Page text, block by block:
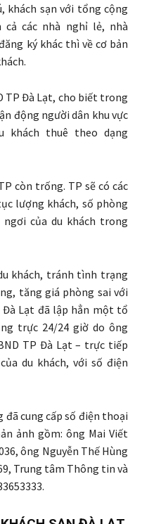
khách sạn với tổng cộng
cả các nhà nghỉ lẻ, nhà
ký khác thì về cơ bản
TP Đà Lạt, cho biết trong
động người dân khu vực
khách thuê theo dạng
còn trống. TP sẽ có các
lượng khách, số phòng
của du khách trong
khách, tránh tình trạng
tăng giá phòng sai với
Đà Lạt đã lập hẳn một tổ
trực 24/24 giờ do ông
TP Đà Lạt – trực tiếp
du khách, với số điện
đã cung cấp số điện thoại
ảnh gồm: ông Mai Viết
ông Nguyễn Thế Hùng
Trung tâm Thông tin và